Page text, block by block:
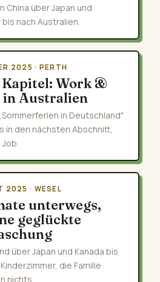
China über Japan und
nach Australien.
2025 · PERTH
Kapitel: Work &
in Australien
in Deutschland"
in den nächsten Abschnitt,
2025 · WESEL
unterwegs,
geglückte
über Japan und Kanada bis
die Familie
nichts.